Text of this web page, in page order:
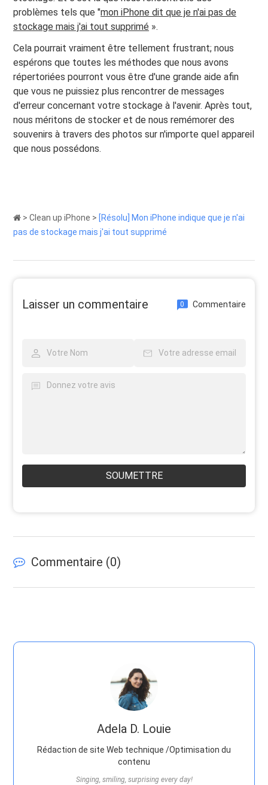
problèmes tels que "mon iPhone dit que je n'ai pas de
stockage mais j'ai tout supprimé ».
Cela pourrait vraiment être tellement frustrant; nous
espérons que toutes les méthodes que nous avons
répertoriées pourront vous être d'une grande aide afin
que vous ne puissiez plus rencontrer de messages
d'erreur concernant votre stockage à l'avenir. Après tout,
nous méritons de stocker et de nous remémorer des
souvenirs à travers des photos sur n'importe quel appareil
que nous possédons.
>Clean up iPhone > [Résolu] Mon iPhone indique que je n'ai
pas de stockage mais j'ai tout supprimé
Laisser un commentaire 0 Commentaire
SOUMETTRE
Commentaire (0)
Adela D. Louie
Rédaction de site Web technique /Optimisation du
contenu
Singing, smiling, surprising every day!